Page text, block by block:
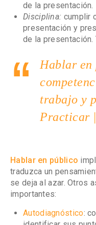
de la presentación.
Disciplina: cumplir
presentación y
de la
Hablar en
trabajo y
Practicar
Hablar en público
traduzca un
se deja al azar. Otros
importantes:
Autodiagnóstico: